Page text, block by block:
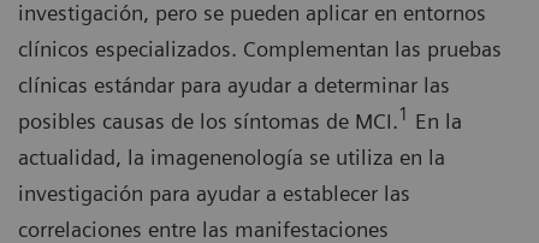
investigación, pero se pueden aplicar en entornos
clínicos especializados. Complementan las pruebas
clínicas estándar para ayudar a determinar las
posibles causas de los síntomas de MCI.1 En la
actualidad, la imagenenología se utiliza en la
investigación para ayudar a establecer las
correlaciones entre las manifestaciones